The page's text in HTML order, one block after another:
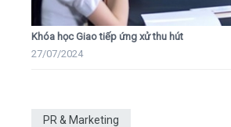
Khóa học Giao tiếp ứng xử thu hút
27/07/2024
PR & Marketing